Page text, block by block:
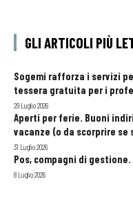
GLI ARTICOLI PIÙ
Sogemi rafforza i servizi
tessera gratuita per i
29 Luglio 2026
Aperti per ferie. Buoni
vacanze (o da scorprire se
31 Luglio 2026
Pos, compagni di
8 Luglio 2026